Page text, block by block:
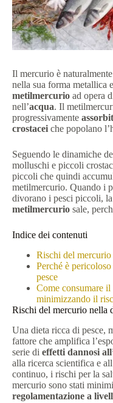
Il mercurio è
nella sua forma metallica
metilmercurio ad opera
nell’acqua. Il
progressivamente
crostacei che popolano
Seguendo le dinamiche
molluschi e piccoli
piccoli che quindi
metilmercurio. Quando i
divorano i pesci piccoli, la
metilmercurio sale,
Indice dei contenuti
Rischi del mercurio
Perché è
pesce
Come consumare
minimizzando il
Rischi del mercurio nella
Una dieta ricca di pesce,
fattore che amplifica
serie di effetti dannosi
alla ricerca scientifica e
continuo, i rischi per la
mercurio sono stati
regolamentazione a